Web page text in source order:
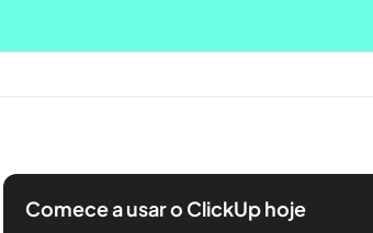
Comece a usar o ClickUp hoje